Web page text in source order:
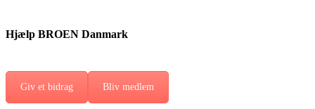
Hjælp BROEN Danmark
Giv et bidrag Bliv medlem